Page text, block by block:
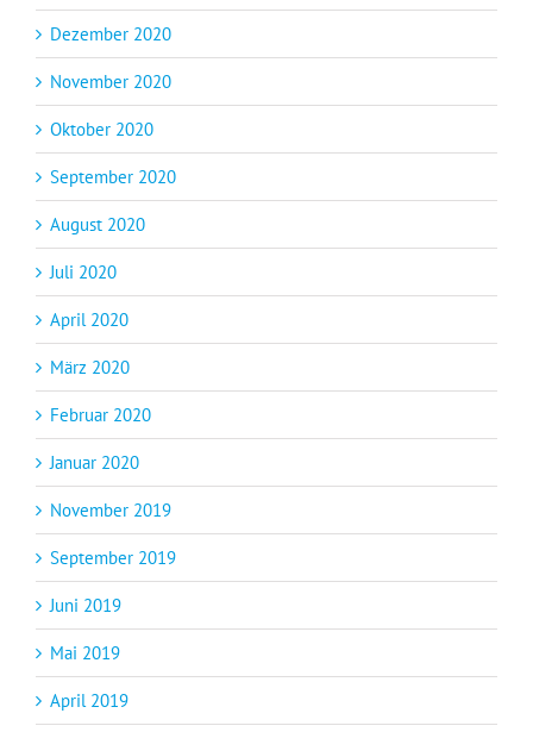
Dezember 2020
November 2020
Oktober 2020
September 2020
August 2020
Juli 2020
April 2020
März 2020
Februar 2020
Januar 2020
November 2019
September 2019
Juni 2019
Mai 2019
April 2019